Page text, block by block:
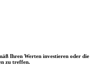
Ihren Werten investieren oder die
zu treffen.